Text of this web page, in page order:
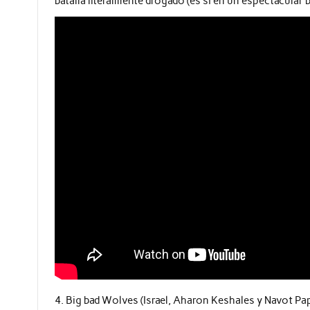
4. Big bad Wolves (Israel, Aharon Keshales y Navot